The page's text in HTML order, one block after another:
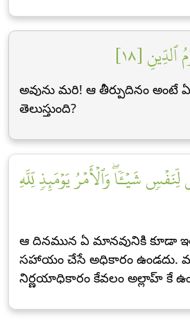
[١٨]
అవును మరి! ఆ తీర్పుదినం
తెలుస్తుంది?
شَيۡـٔٗاۖ وَٱلۡأَمۡرُ يَوۡمَئِذٖ لِّلَّهِ
ఆ దినమున ఏ మానవునికి కూడా
సహాయం చేసే అధికారం ఉండదు.
నిర్ణయాధికారం కేవలం అల్లాహ్ కే